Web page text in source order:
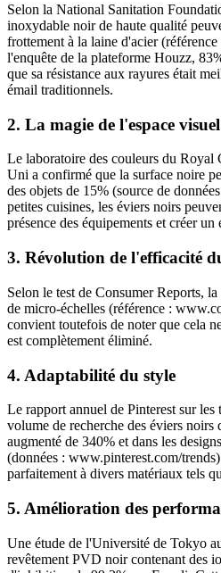
Selon la National Sanitation
inoxydable noir de haute qualité
frottement à la laine d'acier
l'enquête de la plateforme Houzz,
que sa résistance aux rayures était
émail traditionnels.
2. La magie de l'espace visuel
Le laboratoire des couleurs du
Uni a confirmé que la surface noire
des objets de 15% (source de
petites cuisines, les éviers noirs
présence des équipements et créer
3. Révolution de l'efficacité
Selon le test de Consumer Reports,
de micro-échelles (référence :
convient toutefois de noter que cela
est complètement éliminé.
4. Adaptabilité du style
Le rapport annuel de Pinterest sur les
volume de recherche des éviers noirs
augmenté de 340% et dans les
(données : www.pinterest.com/
parfaitement à divers matériaux tels
5. Amélioration des
Une étude de l'Université de Tokyo
revêtement PVD noir contenant des